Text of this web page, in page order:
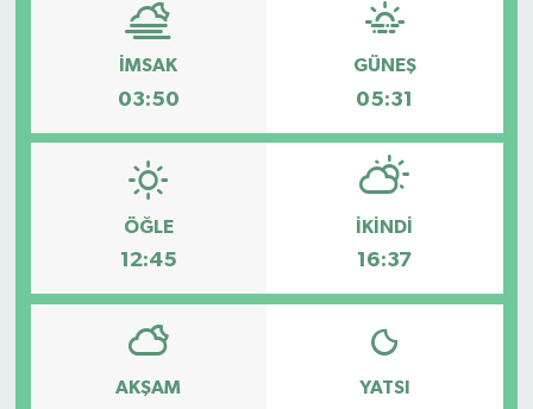
İMSAK
03:50
GÜNEŞ
05:31
ÖĞLE
12:45
İKINDI
16:37
AKŞAM YATSI